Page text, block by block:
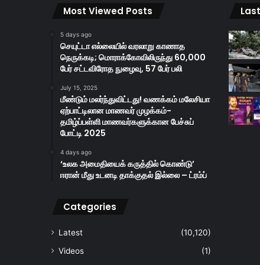
Most Viewed Posts
5 days ago
செயுட்டா எல்லையில் வரலாறு காணாத
நெருக்கடி; மொராக்கோவிலிருந்து 60,000
பேர் சட்டவிரோத நுழைவு, 57 பேர் பலி
July 15, 2025
மீண்டும் மலர்ந்துவிட்டது! வணக்கம் மலேசியா
ஏற்பாட்டிலான மாணவர் முழக்கம்-
தமிழ்ப்பள்ளி மாணவர்களுக்கான பேச்சுப்
போட்டி 2025
4 days ago
‘உலக அமைதியைக் கருத்தில் கொண்டு’
ஈரான் மீது உடனடி தாக்குதல் இல்லை – ட்ரம்ப்
Categories
Latest
(10,120)
Videos
(1)